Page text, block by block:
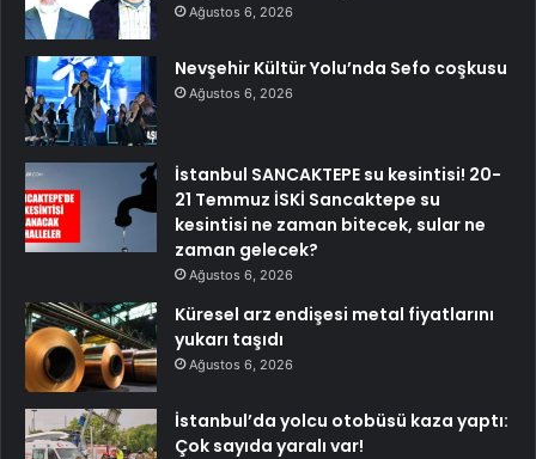
Ağustos 6, 2026
Nevşehir Kültür Yolu’nda Sefo coşkusu
Ağustos 6, 2026
İstanbul SANCAKTEPE su kesintisi! 20-
21 Temmuz İSKİ Sancaktepe su
kesintisi ne zaman bitecek, sular ne
zaman gelecek?
Ağustos 6, 2026
Küresel arz endişesi metal fiyatlarını
yukarı taşıdı
Ağustos 6, 2026
İstanbul’da yolcu otobüsü kaza yaptı:
Çok sayıda yaralı var!